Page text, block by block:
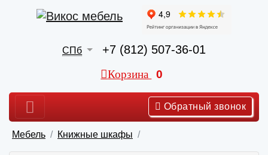
СПб +7 (812) 507-36-01
Корзина 0
Обратный звонок
Мебель Книжные шкафы